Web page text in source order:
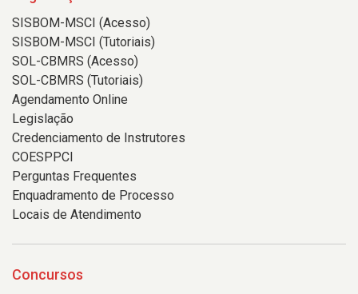
SISBOM-MSCI (Acesso)
SISBOM-MSCI (Tutoriais)
SOL-CBMRS (Acesso)
SOL-CBMRS (Tutoriais)
Agendamento Online
Legislação
Credenciamento de Instrutores
COESPPCI
Perguntas Frequentes
Enquadramento de Processo
Locais de Atendimento
Concursos